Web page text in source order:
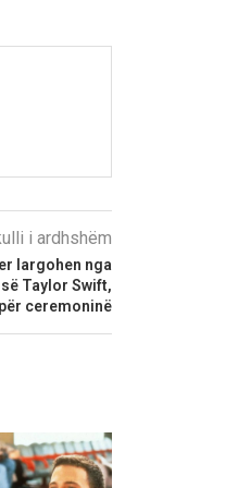
i ardhshëm
largohen nga
Taylor Swift,
ceremoninë